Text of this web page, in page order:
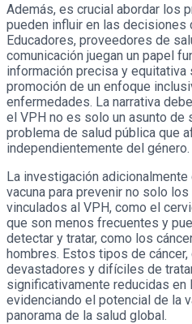
Además, es crucial abordar los
pueden influir en las decisiones
Educadores, proveedores de
comunicación juegan un papel
información precisa y equitativa
promoción de un enfoque
enfermedades. La narrativa
el VPH no es solo un asunto de
problema de salud pública que
independientemente del género.
La investigación
vacuna para prevenir no solo
vinculados al VPH, como el
que son menos frecuentes y
detectar y tratar, como los
hombres. Estos tipos de
devastadores y difíciles de
significativamente reducidas en
evidenciando el potencial de la
panorama de la salud global.